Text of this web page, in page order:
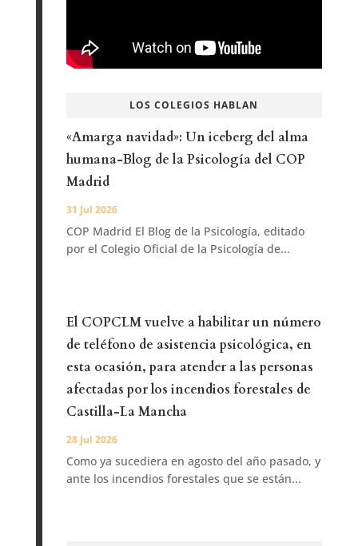
LOS COLEGIOS HABLAN
«Amarga navidad»: Un iceberg del alma
humana-Blog de la Psicología del COP
Madrid
31 Jul 2026
COP Madrid El Blog de la Psicología, editado
por el Colegio Oficial de la Psicología de...
El COPCLM vuelve a habilitar un número
de teléfono de asistencia psicológica, en
esta ocasión, para atender a las personas
afectadas por los incendios forestales de
Castilla-La Mancha
28 Jul 2026
Como ya sucediera en agosto del año pasado, y
ante los incendios forestales que se están...